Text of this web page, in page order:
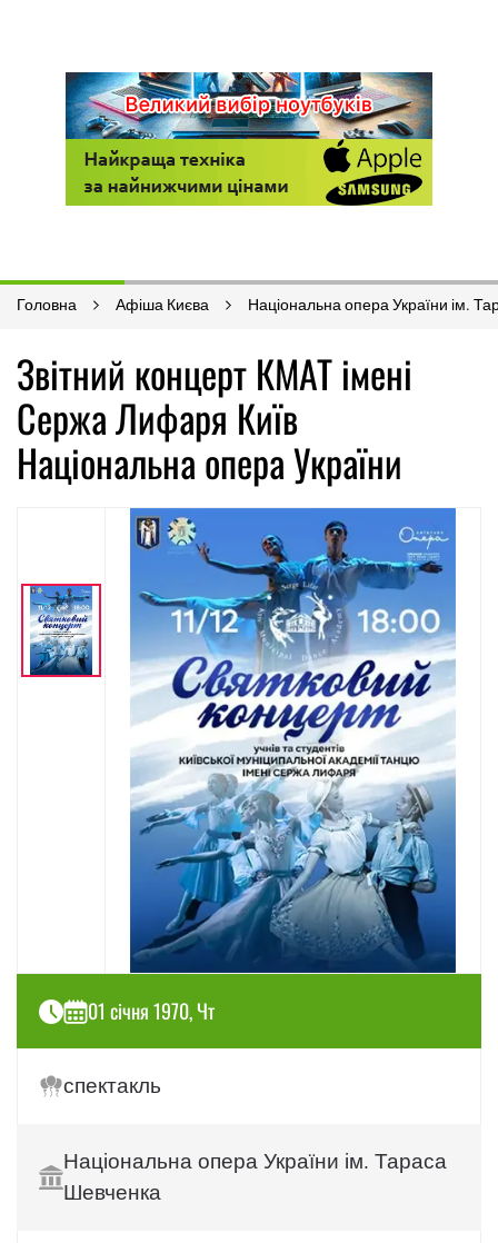
Головна Афіша Києва Національна опера України ім.
Звітний концерт КМАТ імені
Сержа Лифаря Київ
Національна опера України
01 січня 1970, Чт
спектакль
Національна опера України ім. Тараса
Шевченка